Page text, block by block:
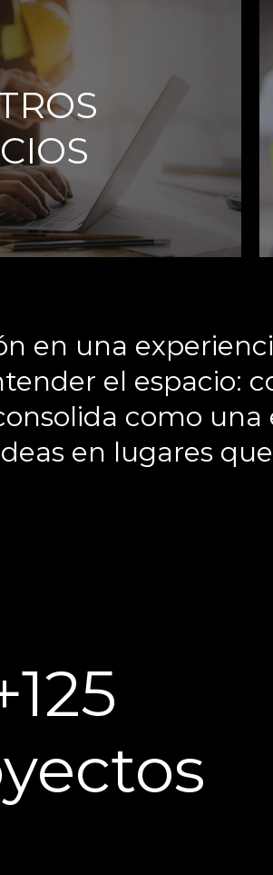
en una
el espacio:
como
en lugares